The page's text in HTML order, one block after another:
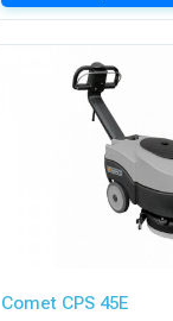
Comet CPS 45E